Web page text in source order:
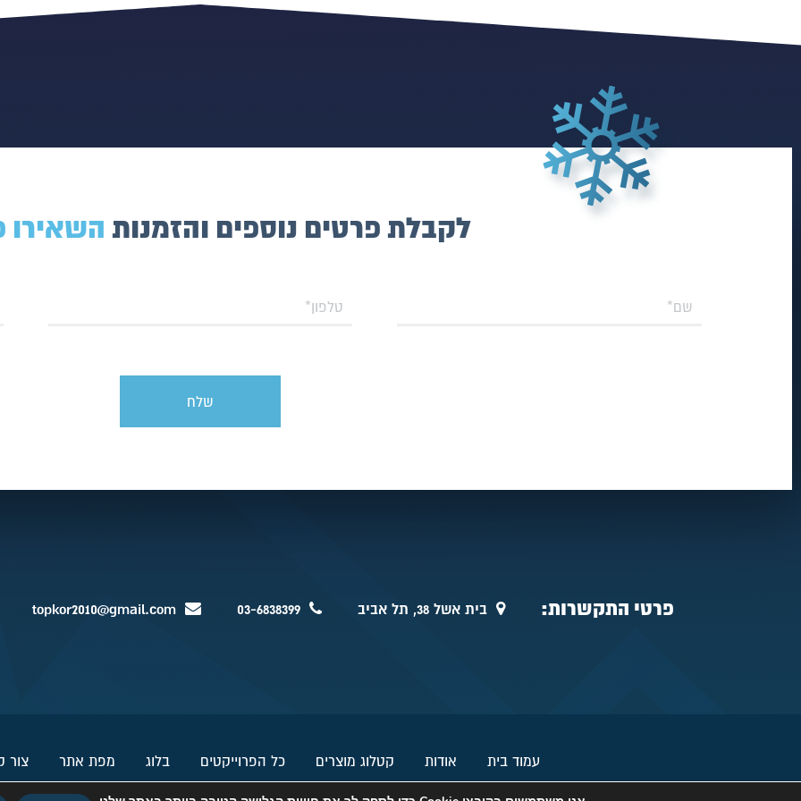
לקבלת פרטים נוספים והזמנות השאירו
פרטי התקשרות: בית אשל 38, תל אביב 03-6838399
topkor2010@gmail.com
עמוד בית אודות קטלוג מוצרים כל הפרוייקטים בלוג מפת אתר צור